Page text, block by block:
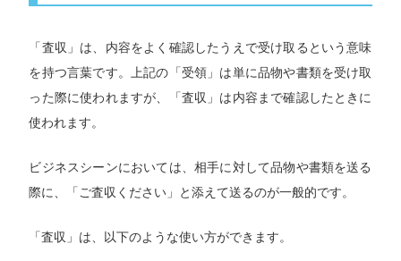
「査収」は、内容をよく確認したうえで受け取るという意味
を持つ言葉です。上記の「受領」は単に品物や書類を受け取
った際に使われますが、「査収」は内容まで確認したときに
使われます。
ビジネスシーンにおいては、相手に対して品物や書類を送る
際に、「ご査収ください」と添えて送るのが一般的です。
「査収」は、以下のような使い方ができます。